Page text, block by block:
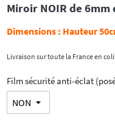
Miroir NOIR de 6mm
Dimensions : Hauteur
Livraison sur toute la France en
Film sécurité anti-éclat